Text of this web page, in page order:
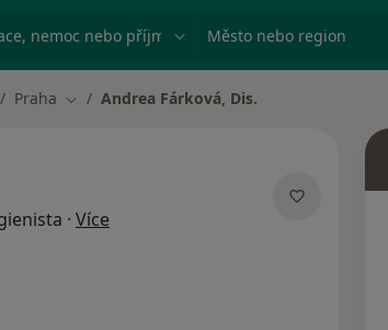
nemoc nebo příjmení Město nebo region
Praha Změna města
Andrea Fárková, Dis.
· Více